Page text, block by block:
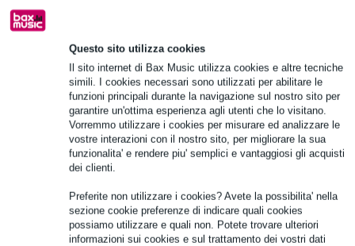
Questo sito utilizza cookies
Il sito internet di Bax Music utilizza cookies e altre tecniche
simili. I cookies necessari sono utilizzati per abilitare le
funzioni principali durante la navigazione sul nostro sito per
garantire un'ottima esperienza agli utenti che lo visitano.
Vorremmo utilizzare i cookies per misurare ed analizzare le
vostre interazioni con il nostro sito, per migliorare la sua
funzionalita' e rendere piu' semplici e vantaggiosi gli acquisti
dei clienti.
Preferite non utilizzare i cookies? Avete la possibilita' nella
sezione cookie preferenze di indicare quali cookies
possiamo utilizzare e quali non. Potete trovare ulteriori
informazioni sui cookies e sul trattamento dei vostri dati
Informazioni sul prodotto
tipo di magnete: neodimio
potenza (continua): 240W
sensibilità: 108dB
Specifiche complete
Vedi anche (1)